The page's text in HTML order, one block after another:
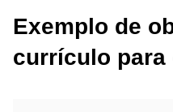
Exemplo de
currículo para